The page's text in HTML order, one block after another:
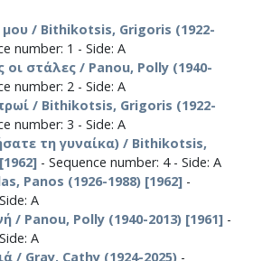
/ Bithikotsis, Grigoris (1922-
number: 1 - Side: Α
οι στάλες / Panou, Polly (1940-
number: 2 - Side: Α
/ Bithikotsis, Grigoris (1922-
number: 3 - Side: Α
τη γυναίκα) / Bithikotsis,
- Sequence number: 4 - Side: Α
Panos (1926-1988) [1962] -
Α
/ Panou, Polly (1940-2013) [1961] -
Α
/ Gray, Cathy (1924-2025) -